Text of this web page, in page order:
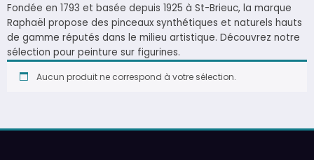
Fondée en 1793 et basée depuis 1925 à St-Brieuc, la marque
Raphaël propose des pinceaux synthétiques et naturels hauts
de gamme réputés dans le milieu artistique. Découvrez notre
sélection pour peinture sur figurines.
Aucun produit ne correspond à votre sélection.